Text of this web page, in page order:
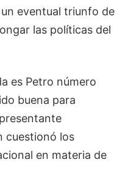
eventual triunfo de
las políticas del
es Petro número
buena para
cuestionó los
en materia de